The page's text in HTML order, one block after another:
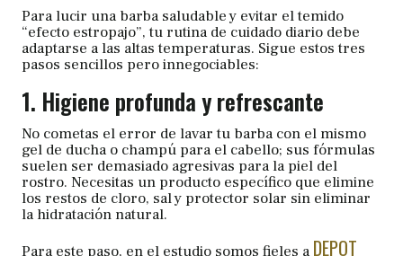
Para lucir una barba saludable y evitar el temido
“efecto estropajo”, tu rutina de cuidado diario debe
adaptarse a las altas temperaturas. Sigue estos tres
pasos sencillos pero innegociables:
1. Higiene profunda y refrescante
No cometas el error de lavar tu barba con el mismo
gel de ducha o champú para el cabello; sus fórmulas
suelen ser demasiado agresivas para la piel del
rostro. Necesitas un producto específico que elimine
los restos de cloro, sal y protector solar sin eliminar
la hidratación natural.
Para este paso, en el estudio somos fieles a DEPOT